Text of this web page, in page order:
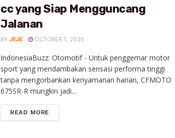
cc yang Siap Mengguncang
Jalanan
BY JEJE OCTOBER 1, 2025
IndonesiaBuzz: Otomotif - Untuk penggemar motor
sport yang mendambakan sensasi performa tinggi
tanpa mengorbankan kenyamanan harian, CFMOTO
675SR-R mungkin jadi...
READ MORE